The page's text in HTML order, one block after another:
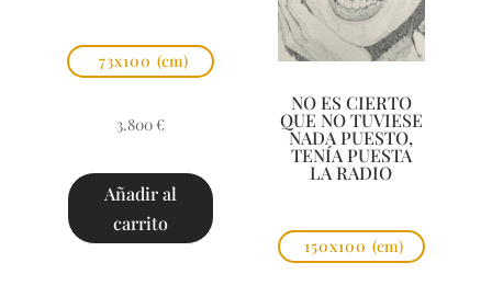
73x100 (cm)
3.800 €
Añadir al
carrito
NO ES CIERTO
QUE NO TUVIESE
NADA PUESTO,
TENÍA PUESTA
LA RADIO
150x100 (cm)